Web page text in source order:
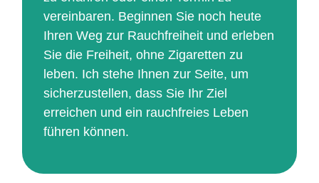
vereinbaren. Beginnen Sie noch heute
Ihren Weg zur Rauchfreiheit und erleben
Sie die Freiheit, ohne Zigaretten zu
leben. Ich stehe Ihnen zur Seite, um
sicherzustellen, dass Sie Ihr Ziel
erreichen und ein rauchfreies Leben
führen können.